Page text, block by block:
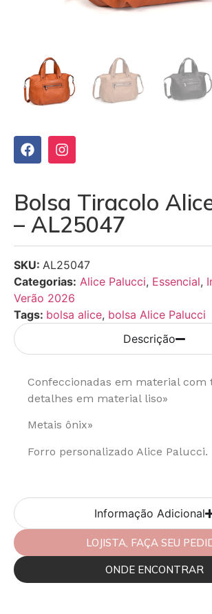
Bolsa Tiracolo
– AL25047
SKU: AL25047
Categorias: Alice Palucci, Essencial,
Verão 2026
Tags: bolsa alice, bolsa Alice Palucci
Descrição
Confeccionadas em material com
detalhes em material liso»
Metais ônix»
Forro personalizado Alice Palucci.
Informação Adicional
LOJISTA, FAÇA SEU
ONDE ENCONTRAR